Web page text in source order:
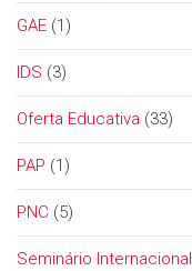
GAE (1)
IDS (3)
Oferta Educativa (33)
PAP (1)
PNC (5)
Seminário Internacional